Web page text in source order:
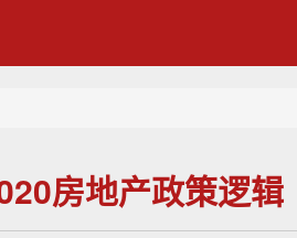
房地产政策逻辑